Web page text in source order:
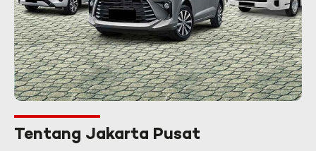
Tentang Jakarta Pusat